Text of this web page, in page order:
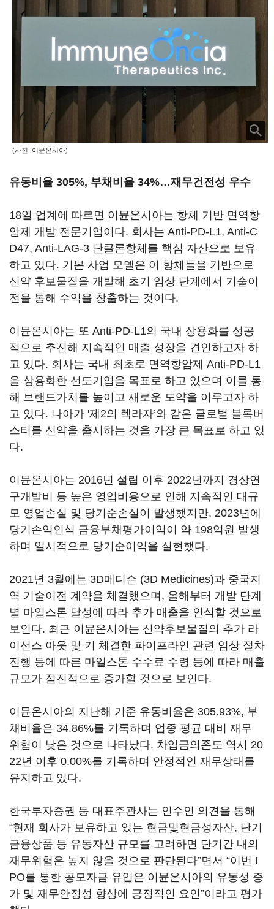
(사진=이뮨온시아)
유동비율 305%, 부채비율 34%…재무건전성 우수
18일 업계에 따르면 이뮨온시아는 항체 기반 면역항
암제 개발 전문기업이다. 회사는 Anti-PD-L1, Anti-C
D47, Anti-LAG-3 단클론항체를 핵심 자산으로 보유
하고 있다. 기본 사업 모델은 이 항체들을 기반으로
신약 후보물질을 개발해 초기 임상 단계에서 기술이
전을 통해 수익을 창출하는 것이다.
이뮨온시아는 또 Anti-PD-L1의 국내 상용화를 성공
적으로 추진해 지속적인 매출 성장을 견인하고자 하
고 있다. 회사는 국내 최초로 면역항암제 Anti-PD-L1
을 상용화한 선도기업을 목표로 하고 있으며 이를 통
해 브랜드가치를 높이고 새로운 도약을 이루고자 하
고 있다. 나아가 '제2의 렉라자’와 같은 글로벌 블록버
스터를 신약을 출시하는 것을 가장 큰 목표로 하고 있
다.
이뮨온시아는 2016년 설립 이후 2022년까지 경상연
구개발비 등 높은 영업비용으로 인해 지속적인 대규
모 영업손실 및 당기순손실이 발생했지만, 2023년에
당기손익인식 금융부채평가이익이 약 198억원 발생
하며 일시적으로 당기순이익을 실현했다.
2021년 3월에는 3D메디슨 (3D Medicines)과 중국지
역 기술이전 계약을 체결했으며, 올해부터 개발 단계
별 마일스톤 달성에 따라 추가 매출을 인식할 것으로
보인다. 최근 이뮨온시아는 신약후보물질의 추가 라
이선스 아웃 및 기 체결한 파이프라인 관련 임상 절차
진행 등에 따른 마일스톤 수수료 수령 등에 따라 매출
규모가 점진적으로 증가할 것으로 보인다.
이뮨온시아의 지난해 기준 유동비율은 305.93%, 부
채비율은 34.86%를 기록하며 업종 평균 대비 재무
위험이 낮은 것으로 나타났다. 차입금의존도 역시 20
22년 이후 0.00%를 기록하며 안정적인 재무상태를
유지하고 있다.
한국투자증권 등 대표주관사는 인수인 의견을 통해
“현재 회사가 보유하고 있는 현금및현금성자산, 단기
금융상품 등 유동자산 규모를 고려하면 단기간 내의
재무위험은 높지 않을 것으로 판단된다”면서 “이번 I
PO를 통한 공모자금 유입은 이뮨온시아의 유동성 증
가 및 재무안정성 향상에 긍정적인 요인”이라고 평가